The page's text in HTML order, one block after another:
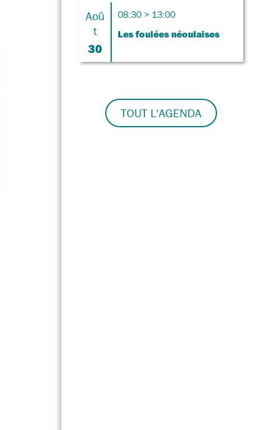
Aoû
t
30
08:30 > 13:00
Les foulées néoulaises
TOUT L'AGENDA